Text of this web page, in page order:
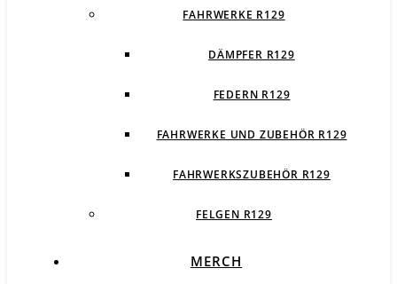
FAHRWERKE R129
DÄMPFER R129
FEDERN R129
FAHRWERKE UND ZUBEHÖR R129
FAHRWERKSZUBEHÖR R129
FELGEN R129
MERCH